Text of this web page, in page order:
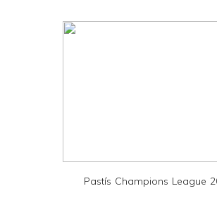
Pastís Champions League